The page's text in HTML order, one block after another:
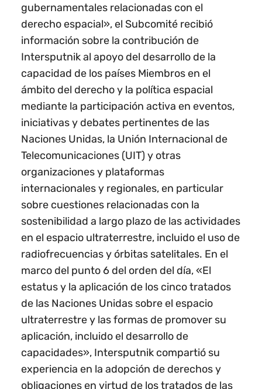
gubernamentales relacionadas con el
derecho espacial», el Subcomité recibió
información sobre la contribución de
Intersputnik al apoyo del desarrollo de la
capacidad de los países Miembros en el
ámbito del derecho y la política espacial
mediante la participación activa en eventos,
iniciativas y debates pertinentes de las
Naciones Unidas, la Unión Internacional de
Telecomunicaciones (UIT) y otras
organizaciones y plataformas
internacionales y regionales, en particular
sobre cuestiones relacionadas con la
sostenibilidad a largo plazo de las actividades
en el espacio ultraterrestre, incluido el uso de
radiofrecuencias y órbitas satelitales. En el
marco del punto 6 del orden del día, «El
estatus y la aplicación de los cinco tratados
de las Naciones Unidas sobre el espacio
ultraterrestre y las formas de promover su
aplicación, incluido el desarrollo de
capacidades», Intersputnik compartió su
experiencia en la adopción de derechos y
obligaciones en virtud de los tratados de las